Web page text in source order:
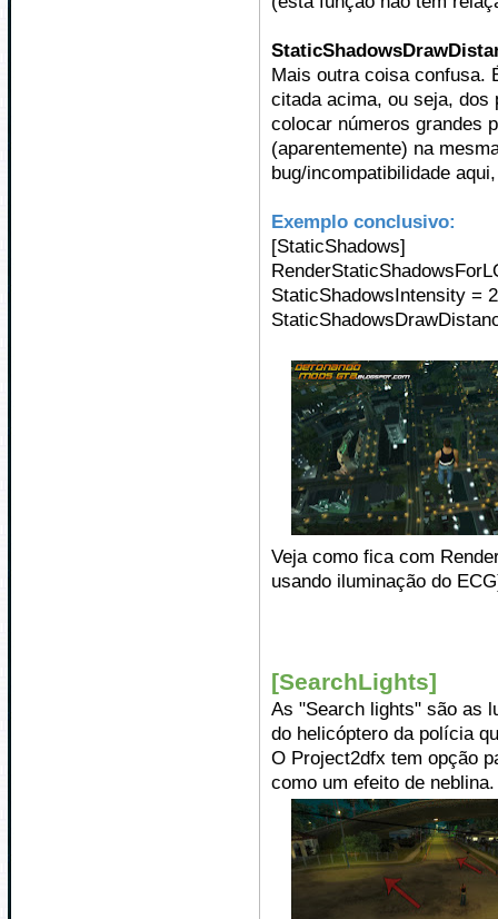
Mais outra coisa confusa.
citada acima, ou seja, dos
colocar números grandes
(aparentemente) na
bug/incompatibilidade
Exemplo conclusivo:
[StaticShadows]
StaticShadowsIntensity = 2
Veja como fica com
usando iluminação do
[SearchLights]
As "Search lights" são as
do helicóptero da polícia
O Project2dfx tem opção
como um efeito de neblina.